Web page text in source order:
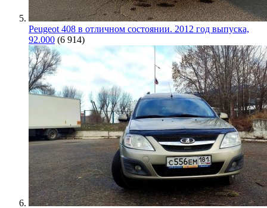
Peugeot 408 в отличном состоянии. 2012 год выпуска,
92.000 (6 914)